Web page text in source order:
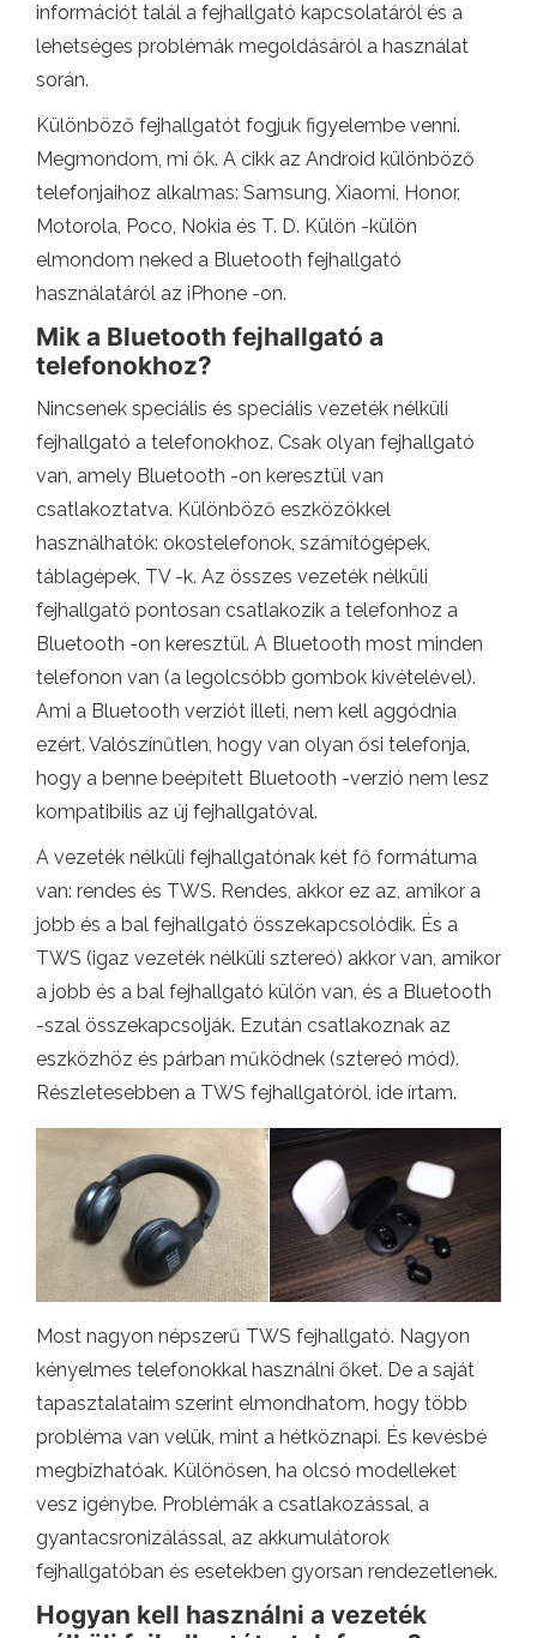
információt talál a fejhallgató kapcsolatáról és a
lehetséges problémák megoldásáról a használat
során.
Különböző fejhallgatót fogjuk figyelembe venni.
Megmondom, mi ők. A cikk az Android különböző
telefonjaihoz alkalmas: Samsung, Xiaomi, Honor,
Motorola, Poco, Nokia és T. D. Külön -külön
elmondom neked a Bluetooth fejhallgató
használatáról az iPhone -on.
Mik a Bluetooth fejhallgató a
telefonokhoz?
Nincsenek speciális és speciális vezeték nélküli
fejhallgató a telefonokhoz. Csak olyan fejhallgató
van, amely Bluetooth -on keresztül van
csatlakoztatva. Különböző eszközökkel
használhatók: okostelefonok, számítógépek,
táblagépek, TV -k. Az összes vezeték nélküli
fejhallgató pontosan csatlakozik a telefonhoz a
Bluetooth -on keresztül. A Bluetooth most minden
telefonon van (a legolcsóbb gombok kivételével).
Ami a Bluetooth verziót illeti, nem kell aggódnia
ezért. Valószínűtlen, hogy van olyan ősi telefonja,
hogy a benne beépített Bluetooth -verzió nem lesz
kompatibilis az új fejhallgatóval.
A vezeték nélküli fejhallgatónak két fő formátuma
van: rendes és TWS. Rendes, akkor ez az, amikor a
jobb és a bal fejhallgató összekapcsolódik. És a
TWS (igaz vezeték nélküli sztereó) akkor van, amikor
a jobb és a bal fejhallgató külön van, és a Bluetooth
-szal összekapcsolják. Ezután csatlakoznak az
eszközhöz és párban működnek (sztereó mód).
Részletesebben a TWS fejhallgatóról, ide írtam.
Most nagyon népszerű TWS fejhallgató. Nagyon
kényelmes telefonokkal használni őket. De a saját
tapasztalataim szerint elmondhatom, hogy több
probléma van velük, mint a hétköznapi. És kevésbé
megbízhatóak. Különösen, ha olcsó modelleket
vesz igénybe. Problémák a csatlakozással, a
gyantacsronizálással, az akkumulátorok
fejhallgatóban és esetekben gyorsan rendezetlenek.
Hogyan kell használni a vezeték